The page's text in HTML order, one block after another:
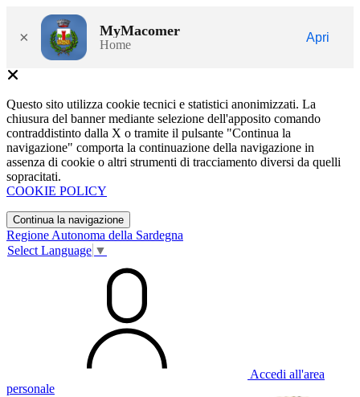
× MyMacomer
Home
Apri
Questo sito utilizza cookie tecnici e statistici anonimizzati. La
chiusura del banner mediante selezione dell'apposito comando
contraddistinto dalla X o tramite il pulsante "Continua la
navigazione" comporta la continuazione della navigazione in
assenza di cookie o altri strumenti di tracciamento diversi da quelli
sopracitati.
COOKIE POLICY
Continua la navigazione
Regione Autonoma della Sardegna
Select Language ▼
Accedi all'area
personale